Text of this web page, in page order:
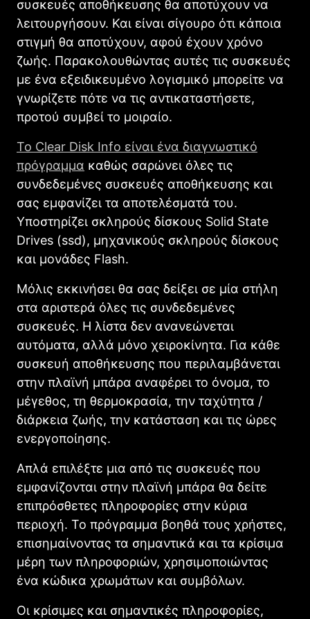
συσκευές αποθήκευσης θα αποτύχουν να
λειτουργήσουν. Και είναι σίγουρο ότι κάποια
στιγμή θα αποτύχουν, αφού έχουν χρόνο
ζωής. Παρακολουθώντας αυτές τις συσκευές
με ένα εξειδικευμένο λογισμικό μπορείτε να
γνωρίζετε πότε να τις αντικαταστήσετε,
προτού συμβεί το μοιραίο.
Το Clear Disk Info είναι ένα διαγνωστικό
πρόγραμμα καθώς σαρώνει όλες τις
συνδεδεμένες συσκευές αποθήκευσης και
σας εμφανίζει τα αποτελέσματά του.
Υποστηρίζει σκληρούς δίσκους Solid State
Drives (ssd), μηχανικούς σκληρούς δίσκους
και μονάδες Flash.
Μόλις εκκινήσει θα σας δείξει σε μία στήλη
στα αριστερά όλες τις συνδεδεμένες
συσκευές. Η λίστα δεν ανανεώνεται
αυτόματα, αλλά μόνο χειροκίνητα. Για κάθε
συσκευή αποθήκευσης που περιλαμβάνεται
στην πλαϊνή μπάρα αναφέρει το όνομα, το
μέγεθος, τη θερμοκρασία, την ταχύτητα /
διάρκεια ζωής, την κατάσταση και τις ώρες
ενεργοποίησης.
Απλά επιλέξτε μια από τις συσκευές που
εμφανίζονται στην πλαϊνή μπάρα θα δείτε
επιπρόσθετες πληροφορίες στην κύρια
περιοχή. Το πρόγραμμα βοηθά τους χρήστες,
επισημαίνοντας τα σημαντικά και τα κρίσιμα
μέρη των πληροφοριών, χρησιμοποιώντας
ένα κώδικα χρωμάτων και συμβόλων.
Οι κρίσιμες και σημαντικές πληροφορίες,